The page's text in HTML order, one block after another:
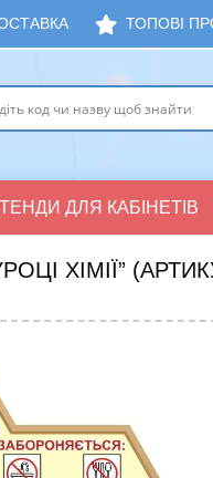
ТОПОВІ
ДЛЯ КАБІНЕТІВ
ХІМІЇ”